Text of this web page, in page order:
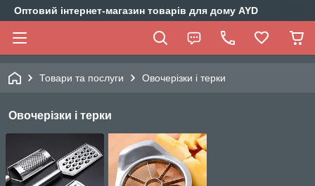
Оптовий інтернет-магазин товарів для дому AYD
Товари та послуги Овочерізки і терки
Овочерізки і терки